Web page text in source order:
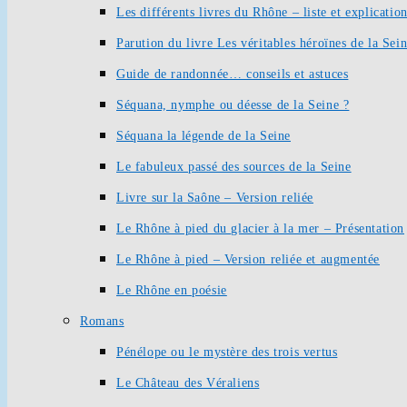
Les différents livres du Rhône – liste et
Parution du livre Les véritables héroïnes de la
Guide de randonnée… conseils et astuces
Séquana, nymphe ou déesse de la Seine ?
Séquana la légende de la Seine
Le fabuleux passé des sources de la Seine
Livre sur la Saône – Version reliée
Le Rhône à pied du glacier à la mer – Présentation
Le Rhône à pied – Version reliée et augmentée
Le Rhône en poésie
Romans
Pénélope ou le mystère des trois vertus
Le Château des Véraliens